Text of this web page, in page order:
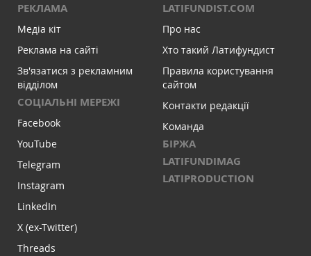
РЕКЛАМА
Медіа кіт
Реклама на сайті
Зв'язатися з рекламним
відділом
СОЦІАЛЬНІ МЕРЕЖІ
Facebook
YouTube
Telegram
Instagram
LinkedIn
X (ex-Twitter)
Threads
LATIFUNDIST.COM
Про нас
Хто такий Латифундист
Правила користування
сайтом
Контакти редакції
Команда
БІРЖА
LATIFUNDIMAG
LATIPRODUCTION